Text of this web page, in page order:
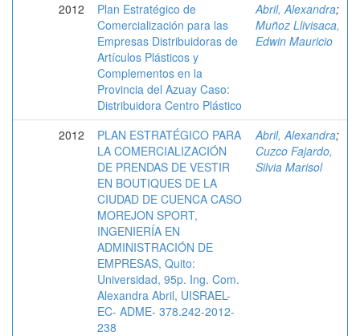
2012
Plan Estratégico de
Comercialización para las
Empresas Distribuidoras de
Artículos Plásticos y
Complementos en la
Provincia del Azuay Caso:
Distribuidora Centro Plástico
Abril, Alexandra;
Muñoz Llivisaca,
Edwin Mauricio
2012
PLAN ESTRATÉGICO PARA
LA COMERCIALIZACIÓN
DE PRENDAS DE VESTIR
EN BOUTIQUES DE LA
CIUDAD DE CUENCA CASO
MOREJON SPORT,
INGENIERÍA EN
ADMINISTRACIÓN DE
EMPRESAS, Quito:
Universidad, 95p. Ing. Com.
Alexandra Abril, UISRAEL-
EC- ADME- 378.242-2012-
238
Abril, Alexandra;
Cuzco Fajardo,
Silvia Marisol